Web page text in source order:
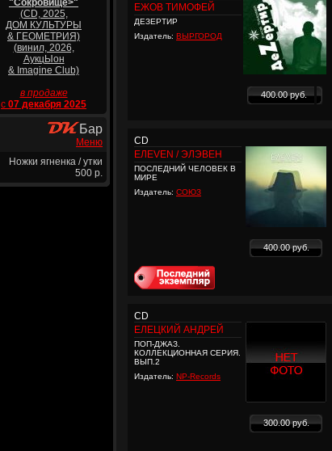
"Сокровище>"
(CD, 2025,
ДОМ КУЛЬТУРЫ
& ГЕОМЕТРИЯ)
(винил, 2026,
АукцЫон
& Imagine Club)
в продаже
с 07 декабря 2025
Бар
Меню
Ножки ягненка / утки
500 р.
ЕЖОВ ТИМОФЕЙ
ДЕЗЕРТИР
Издатель: ВЫРГОРОД
400.00 руб.
CD
ЕЛЕVEN / ЭЛЭВЕН
ПОСЛЕДНИЙ ЧЕЛОВЕК В
МИРЕ
Издатель: СОЮЗ
400.00 руб.
CD
ЕЛЕЦКИЙ АНДРЕЙ
ПОП-ДЖАЗ.
КОЛЛЕКЦИОННАЯ СЕРИЯ.
ВЫП.2
Издатель: NP-Records
300.00 руб.